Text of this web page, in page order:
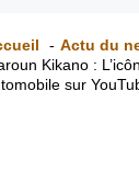
Actu du
Kikano :
sur